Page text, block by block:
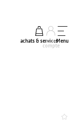
achats & services
mon
compte
Menu